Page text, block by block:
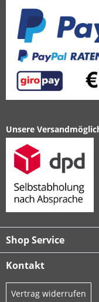
Unsere
Shop Service
Kontakt
Vertrag widerrufen